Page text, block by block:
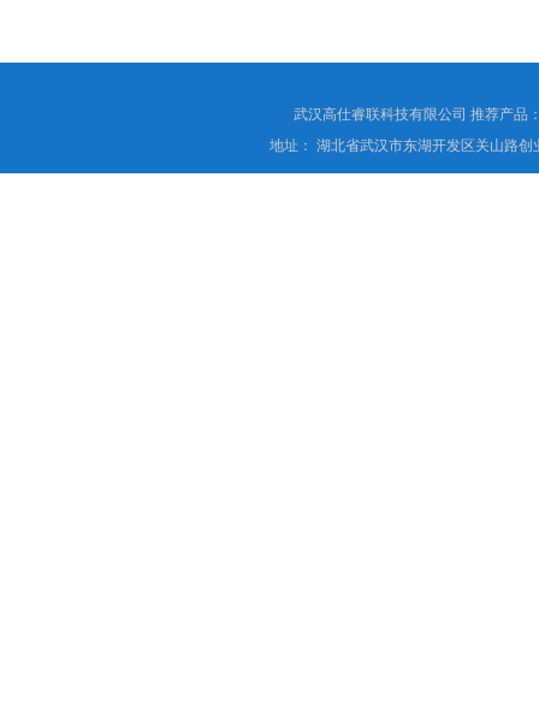
武汉高仕睿联科技有限公司 推荐产品
地址： 湖北省武汉市东湖开发区关山路